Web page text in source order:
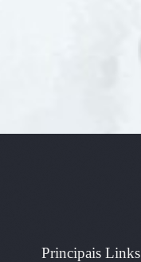
Principais Links